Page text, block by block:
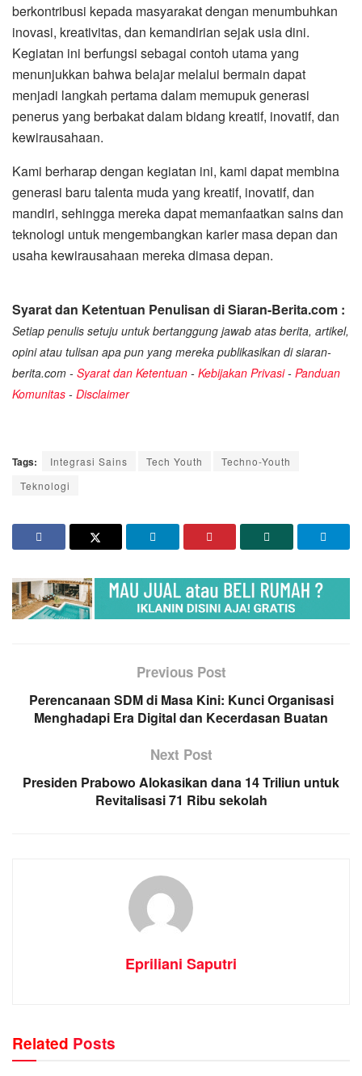
berkontribusi kepada masyarakat dengan menumbuhkan
inovasi, kreativitas, dan kemandirian sejak usia dini.
Kegiatan ini berfungsi sebagai contoh utama yang
menunjukkan bahwa belajar melalui bermain dapat
menjadi langkah pertama dalam memupuk generasi
penerus yang berbakat dalam bidang kreatif, inovatif, dan
kewirausahaan.
Kami berharap dengan kegiatan ini, kami dapat membina
generasi baru talenta muda yang kreatif, inovatif, dan
mandiri, sehingga mereka dapat memanfaatkan sains dan
teknologi untuk mengembangkan karier masa depan dan
usaha kewirausahaan mereka dimasa depan.
Syarat dan Ketentuan Penulisan di Siaran-Berita.com :
Setiap penulis setuju untuk bertanggung jawab atas berita, artikel,
opini atau tulisan apa pun yang mereka publikasikan di siaran-
berita.com - Syarat dan Ketentuan - Kebijakan Privasi- Panduan
Komunitas - Disclaimer
Tags: Integrasi Sains Tech Youth
Techno-Youth
Teknologi
Previous Post
Perencanaan SDM di Masa Kini: Kunci Organisasi
Menghadapi Era Digital dan Kecerdasan Buatan
Next Post
Presiden Prabowo Alokasikan dana 14 Triliun untuk
Revitalisasi 71 Ribu sekolah
Epriliani Saputri
Related Posts